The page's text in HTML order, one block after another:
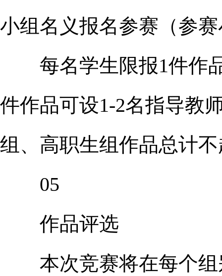
小组名义报名参赛（参
每名学生限报1件作品
件作品可设1-2名指导教
组、高职生组作品总计
05
作品评选
本次竞赛将在每个组